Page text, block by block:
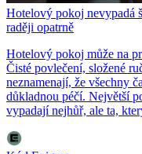
Hotelový pokoj nevypadá
raději opatrně
Hotelový pokoj může na
Čisté povlečení, složené
neznamenají, že všechny
důkladnou péčí. Největší
vypadají nejhůř, ale ta,